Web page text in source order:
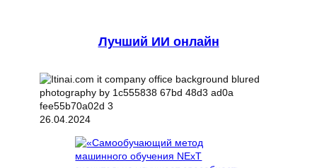
Лучший ИИ онлайн
26.04.2024